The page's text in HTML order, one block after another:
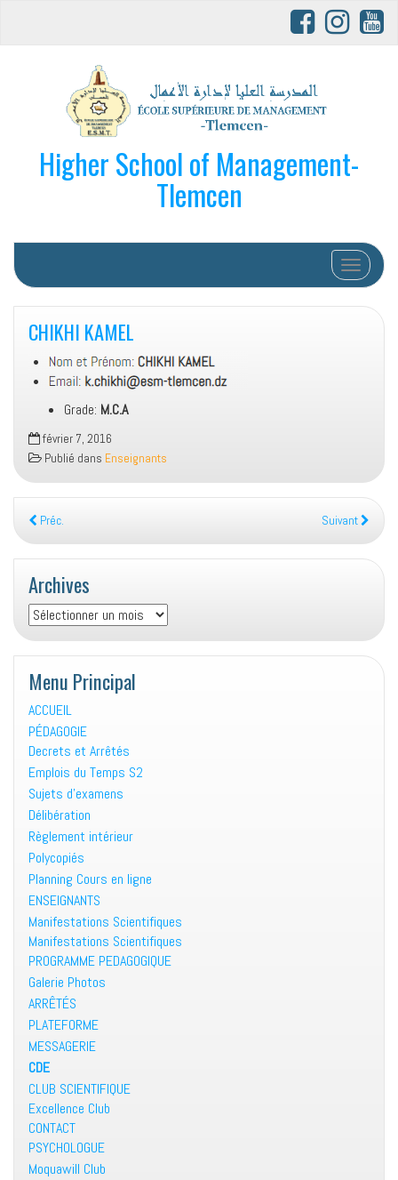
Higher School of Management-
Tlemcen
Afficher/
CHIKHI KAMEL
Grade: M.C.A
février 7, 2016
Publié dans Enseignants
Préc. Suivant
Archives
Archives
Menu Principal
ACCUEIL
PÉDAGOGIE
Decrets et Arrêtés
Emplois du Temps S2
Sujets d’examens
Délibération
Règlement intérieur
Polycopiés
Planning Cours en ligne
ENSEIGNANTS
Manifestations Scientifiques
Manifestations Scientifiques
PROGRAMME PEDAGOGIQUE
Galerie Photos
ARRÊTÉS
PLATEFORME
MESSAGERIE
CDE
CLUB SCIENTIFIQUE
Excellence Club
CONTACT
PSYCHOLOGUE
Moquawill Club